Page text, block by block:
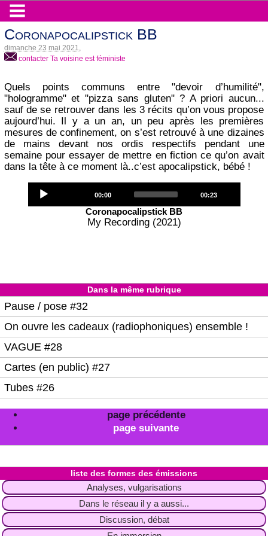
Coronapocalipstick BB
dimanche 23 mai 2021
contacter Ta voisine est féministe
Quels points communs entre "devoir d’humilité",
"hologramme" et "pizza sans gluten" ? A priori aucun...
sauf de se retrouver dans les 3 récits qu’on vous propose
aujourd’hui. Il y a un an, un peu après les premières
mesures de confinement, on s’est retrouvé à une dizaines
de mains devant nos ordis respectifs pendant une
semaine pour essayer de mettre en fiction ce qu’on avait
dans la tête à ce moment là..c’est apocalipstick, bébé !
Player
Current
00:00
Total
00:23
Coronapocalipstick BB
My Recording (2021)
Dans la même rubrique
Pause / pose #32
On ouvre les cadeaux (radiophoniques) ensemble !
VAGUE #28
Cartes (en public) #27
Tubes #26
page précédente
page suivante
liste des formes des émissions
Analyses, vulgarisations
Dans le réseau il y a aussi...
Discussion, débat